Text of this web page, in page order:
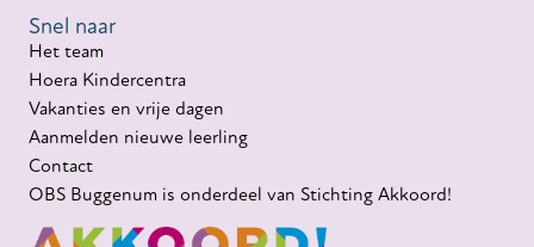
Snel naar
Het team
Hoera Kindercentra
Vakanties en vrije dagen
Aanmelden nieuwe leerling
Contact
OBS Buggenum is onderdeel van Stichting Akkoord!